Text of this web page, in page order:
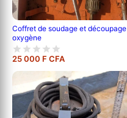
Coffret de soudage et découpage
oxygène
25 000 F CFA